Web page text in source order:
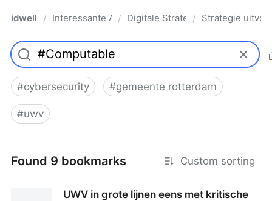
idwell / Interessante Artikelen
/ Digitale Strategie
/ Strategie
#cybersecurity #gemeente rotterdam
#uwv
Found 9 bookmarks Custom sorting
UWV in grote lijnen eens met kritische